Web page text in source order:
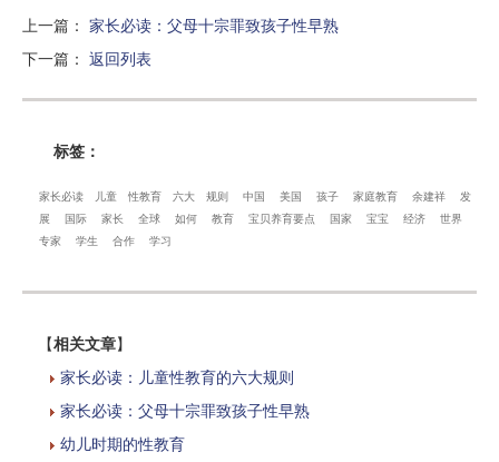
上一篇 ： 家长必读：父母十宗罪致孩子性早熟
下一篇 ： 返回列表
标签：
家长必读 儿童 性教育 六大 规则 中国 美国 孩子 家庭教育 余建祥
发
展
国际 家长 全球 如何 教育 宝贝养育要点 国家 宝宝 经济
世界
专家
学生 合作 学习
【相关文章】
家长必读：儿童性教育的六大规则
家长必读：父母十宗罪致孩子性早熟
幼儿时期的性教育